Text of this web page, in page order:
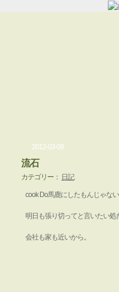
2012-03-08
流石
カテゴリー： 日記
cook Do馬鹿にしたもんじゃな
明日も張り切ってと言いたい処
会社も家も近いから。